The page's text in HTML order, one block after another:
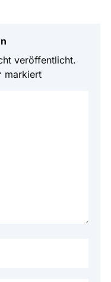
veröffentlicht.
markiert